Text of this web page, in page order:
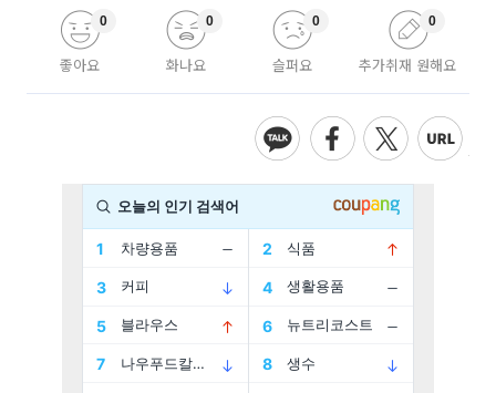
좋아요
0
화나요
0
슬퍼요
0
추가취재 원해요
0